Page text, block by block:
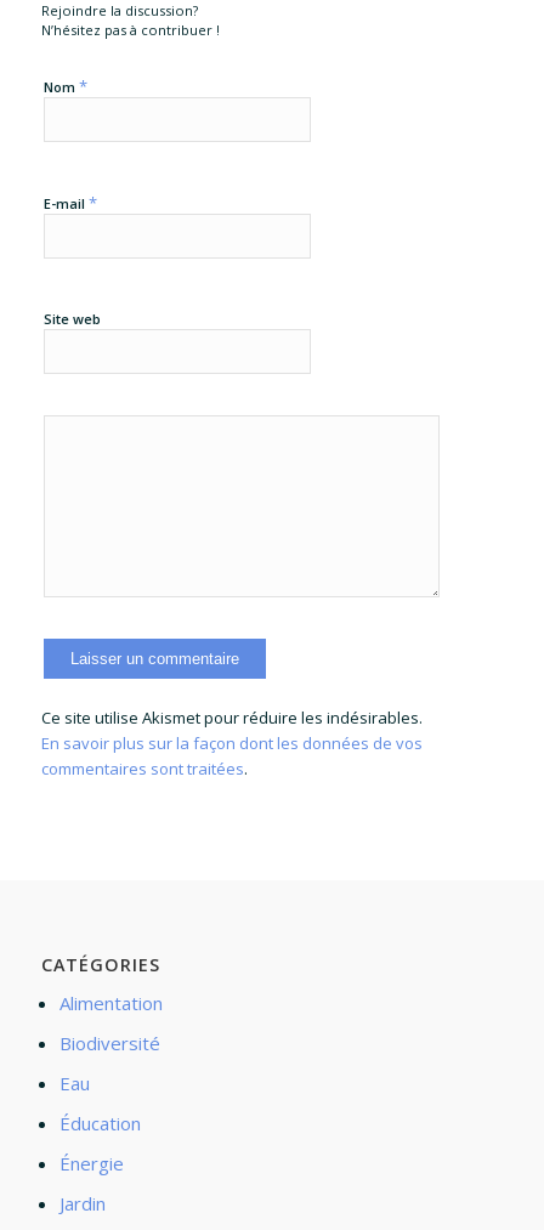
Rejoindre la discussion?
N’hésitez pas à contribuer !
Nom *
E-mail *
Site web
Ce site utilise Akismet pour réduire les indésirables.
En savoir plus sur la façon dont les données de vos
commentaires sont traitées.
CATÉGORIES
Alimentation
Biodiversité
Eau
Éducation
Énergie
Jardin